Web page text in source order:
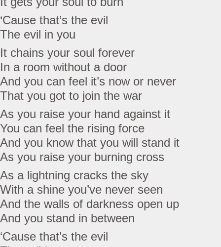
‘Cause that’s the evil
The evil in you
It chains your soul forever
In a room without a door
And you can feel it’s now or never
That you got to join the war
As you raise your hand against it
You can feel the rising force
And you know that you will stand it
As you raise your burning cross
As a lightning cracks the sky
With a shine you’ve never seen
And the walls of darkness open up
And you stand in between
‘Cause that’s the evil